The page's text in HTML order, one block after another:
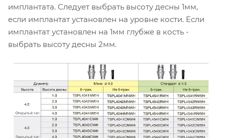
имплантата. Следует выбрать высоту десны 1мм,
если имплантат установлен на уровне кости. Если
имплантат установлен на 1мм глубже в кость -
выбрать высоту десны 2мм.